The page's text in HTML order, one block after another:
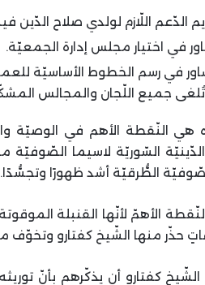
الدّعم اللّازم لولدي صلاح الدّين
في اختيار مجلس إدارة الجمعيّة.
في رسم الخطوط الأساسيّة
جميع اللّجان والمجالس
هي النّقطة الأهم في الوصيّة
السّوريّة لاسيما الصّوفيّة
الطُّرقيّة أشد ظهورًا وتجسُّدًا.
الأهمّ لأنّها القنبلة
حذّر منها الشّيخ كفتارو وتخوّف
كفتارو أن يذكّرهم بأنّ